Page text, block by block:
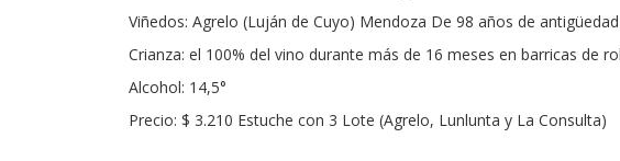
Viñedos: Agrelo (Luján de Cuyo) Mendoza De 98 años de antigüedad
Crianza: el 100% del vino durante más de 16 meses en barricas de
Alcohol: 14,5°
Precio: $ 3.210 Estuche con 3 Lote (Agrelo, Lunlunta y La Consulta)